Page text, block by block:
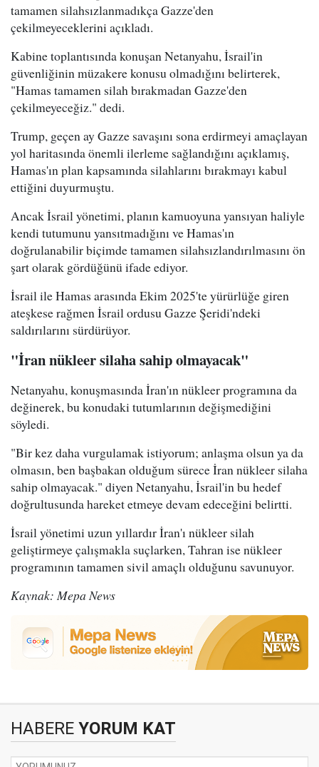
tamamen silahsızlanmadıkça Gazze'den
çekilmeyeceklerini açıkladı.
Kabine toplantısında konuşan Netanyahu, İsrail'in
güvenliğinin müzakere konusu olmadığını belirterek,
"Hamas tamamen silah bırakmadan Gazze'den
çekilmeyeceğiz." dedi.
Trump, geçen ay Gazze savaşını sona erdirmeyi amaçlayan
yol haritasında önemli ilerleme sağlandığını açıklamış,
Hamas'ın plan kapsamında silahlarını bırakmayı kabul
ettiğini duyurmuştu.
Ancak İsrail yönetimi, planın kamuoyuna yansıyan haliyle
kendi tutumunu yansıtmadığını ve Hamas'ın
doğrulanabilir biçimde tamamen silahsızlandırılmasını ön
şart olarak gördüğünü ifade ediyor.
İsrail ile Hamas arasında Ekim 2025'te yürürlüğe giren
ateşkese rağmen İsrail ordusu Gazze Şeridi'ndeki
saldırılarını sürdürüyor.
"İran nükleer silaha sahip olmayacak"
Netanyahu, konuşmasında İran'ın nükleer programına da
değinerek, bu konudaki tutumlarının değişmediğini
söyledi.
"Bir kez daha vurgulamak istiyorum; anlaşma olsun ya da
olmasın, ben başbakan olduğum sürece İran nükleer silaha
sahip olmayacak." diyen Netanyahu, İsrail'in bu hedef
doğrultusunda hareket etmeye devam edeceğini belirtti.
İsrail yönetimi uzun yıllardır İran'ı nükleer silah
geliştirmeye çalışmakla suçlarken, Tahran ise nükleer
programının tamamen sivil amaçlı olduğunu savunuyor.
Kaynak: Mepa News
HABERE YORUM KAT